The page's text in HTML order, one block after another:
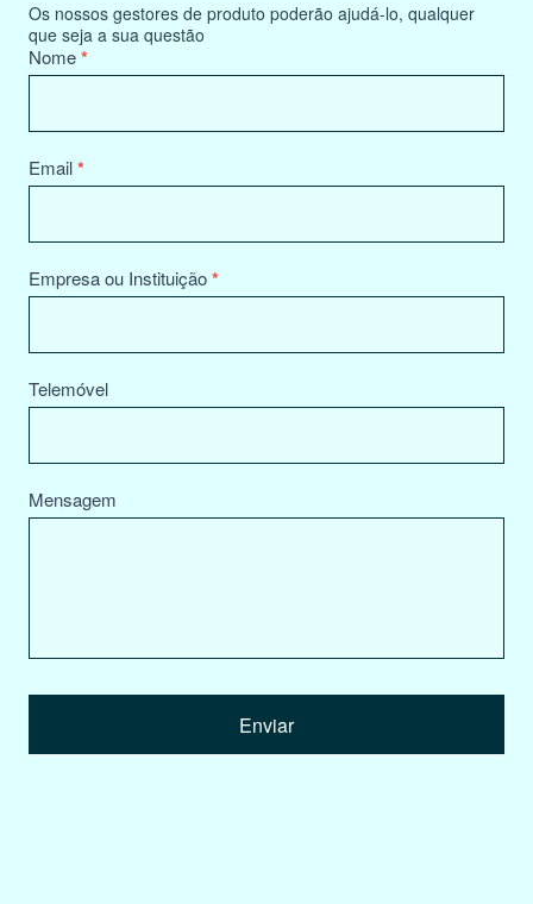
Os nossos gestores de produto poderão ajudá-lo, qualquer
que seja a sua questão
Product
Information
Nome*
Email*
Empresa ou Instituição*
Telemóvel
Mensagem
Enviar